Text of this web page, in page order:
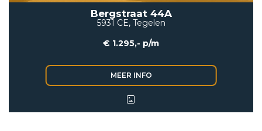
Bergstraat 44A
5931 CE, Tegelen
€ 1.295,- p/m